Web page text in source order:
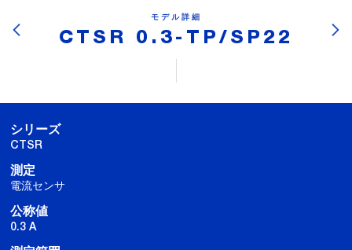
モデル詳細
CTSR 0.3-TP/SP22
シリーズ
CTSR
測定
電流センサ
公称値
0.3 A